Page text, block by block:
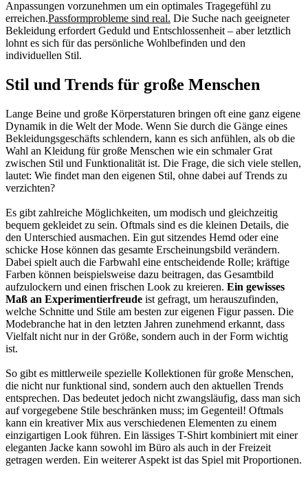
Anpassungen vorzunehmen um ein optimales Tragegefühl zu
erreichen.Passformprobleme sind real. Die Suche nach geeigneter
Bekleidung erfordert Geduld und Entschlossenheit – aber letztlich
lohnt es sich für das persönliche Wohlbefinden und den
individuellen Stil.
Stil und Trends für große Menschen
Lange Beine und große Körperstaturen bringen oft eine ganz eigene
Dynamik in die Welt der Mode. Wenn Sie durch die Gänge eines
Bekleidungsgeschäfts schlendern, kann es sich anfühlen, als ob die
Wahl an Kleidung für große Menschen wie ein schmaler Grat
zwischen Stil und Funktionalität ist. Die Frage, die sich viele stellen,
lautet: Wie findet man den eigenen Stil, ohne dabei auf Trends zu
verzichten?
Es gibt zahlreiche Möglichkeiten, um modisch und gleichzeitig
bequem gekleidet zu sein. Oftmals sind es die kleinen Details, die
den Unterschied ausmachen. Ein gut sitzendes Hemd oder eine
schicke Hose können das gesamte Erscheinungsbild verändern.
Dabei spielt auch die Farbwahl eine entscheidende Rolle; kräftige
Farben können beispielsweise dazu beitragen, das Gesamtbild
aufzulockern und einen frischen Look zu kreieren. Ein gewisses
Maß an Experimentierfreude ist gefragt, um herauszufinden,
welche Schnitte und Stile am besten zur eigenen Figur passen. Die
Modebranche hat in den letzten Jahren zunehmend erkannt, dass
Vielfalt nicht nur in der Größe, sondern auch in der Form wichtig
ist.
So gibt es mittlerweile spezielle Kollektionen für große Menschen,
die nicht nur funktional sind, sondern auch den aktuellen Trends
entsprechen. Das bedeutet jedoch nicht zwangsläufig, dass man sich
auf vorgegebene Stile beschränken muss; im Gegenteil! Oftmals
kann ein kreativer Mix aus verschiedenen Elementen zu einem
einzigartigen Look führen. Ein lässiges T-Shirt kombiniert mit einer
eleganten Jacke kann sowohl im Büro als auch in der Freizeit
getragen werden. Ein weiterer Aspekt ist das Spiel mit Proportionen.